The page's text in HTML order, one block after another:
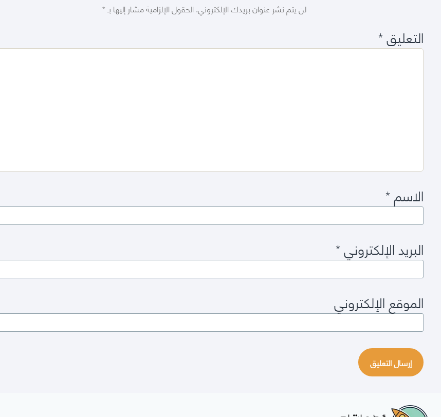
لن يتم نشر عنوان بريدك الإلكتروني.الحقول الإلزامية مشار إليها بـ*
التعليق*
الاسم*
البريد الإلكتروني*
الموقع الإلكتروني